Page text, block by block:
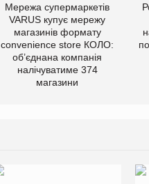
Мережа супермаркетів
VARUS купує мережу
магазинів формату
convenience store КОЛО:
об’єднана компанія
налічуватиме 374
магазини